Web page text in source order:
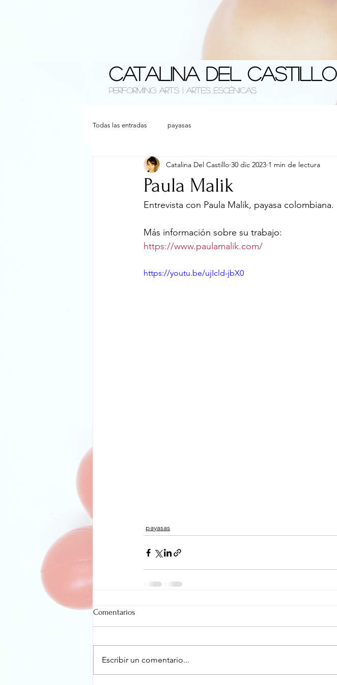
Catalina Del Castillo
performing arts | artes escénicas
Todas las entradas payasas
Paula Malik
Catalina Del Castillo 30 dic 2023 1 min de lectura
Entrevista con Paula Malik, payasa colombiana.
Más información sobre su trabajo:
https://www.paulamalik.com/
https://youtu.be/ujIcld-jbX0
payasas
Comentarios
Escribir un comentario...